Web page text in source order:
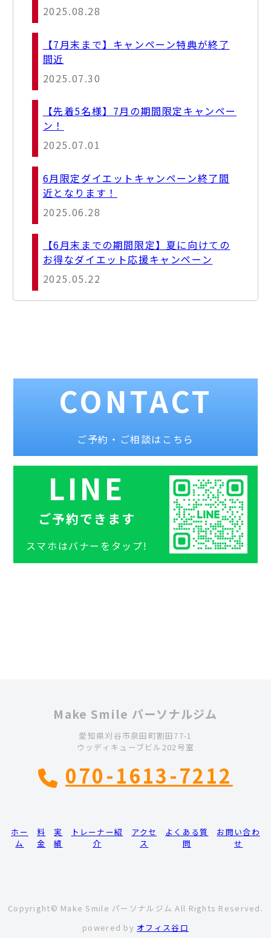
2025.08.28
【7月末まで】キャンペーン特典が終了
間近
2025.07.30
【先着5名様】7月の期間限定キャンペー
ン！
2025.07.01
6月限定ダイエットキャンペーン終了間
近となります！
2025.06.28
【6月末までの期間限定】夏に向けての
お得なダイエット応援キャンペーン
2025.05.22
CONTACT
ご予約・ご相談はこちら
LINE
ご予約できます
スマホはバナーをタップ!
Make Smile パーソナルジム
愛知県刈谷市泉田町割田77-1
ウッディキューブビル202号室
070-1613-7212
ホー
ム
料
金
実
績
トレーナー紹
介
アクセ
ス
よくある質
問
お問い合わ
せ
Copyright© Make Smile パーソナルジム All Rights Reserved.
powered by オフィス谷口